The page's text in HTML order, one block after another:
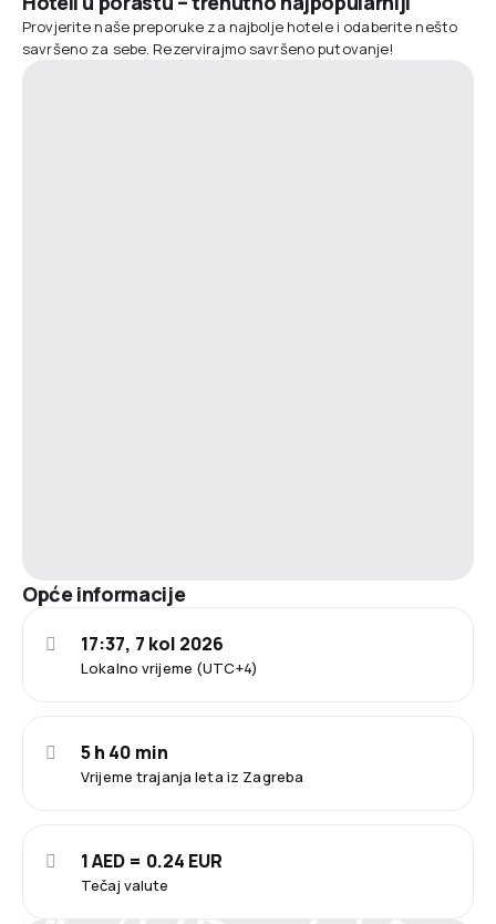
Provjerite naše preporuke za najbolje hotele i odaberite nešto
savršeno za sebe. Rezervirajmo savršeno putovanje!
Opće informacije
Lokalno vrijeme (UTC+4)
17:37, 7 kol 2026
Vrijeme trajanja leta iz Zagreba
5 h 40 min
Tečaj valute
1 AED = 0.24 EUR